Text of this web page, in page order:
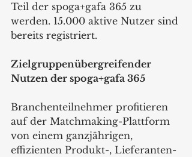
Teil der spoga+gafa 365 zu
werden. 15.000 aktive Nutzer sind
bereits registriert.
Zielgruppenübergreifender
Nutzen der spoga+gafa 365
Branchenteilnehmer profitieren
auf der Matchmaking-Plattform
von einem ganzjährigen,
effizienten Produkt-, Lieferanten-